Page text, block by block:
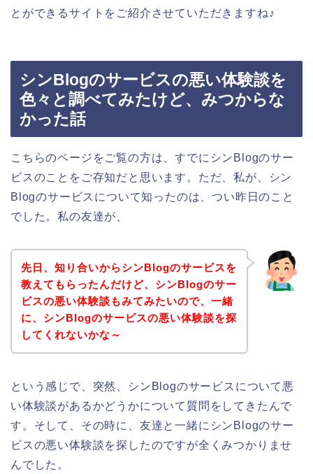
とができるサイトをご紹介させていただきますね♪
シンBlogのサービスの悪い体験談を
色々と調べてみたけど、みつからな
かった話
こちらのページをご覧の方は、すでにシンBlogのサー
ビスのことをご存知だと思います。ただ、私が、シン
Blogのサービスについて知ったのは、つい昨日のこと
でした。私の友達が、
先日、知り合いからシンBlogのサービスを
教えてもらったんだけど、シンBlogのサー
ビスの悪い体験談もみてみたいので、一緒
に、シンBlogのサービスの悪い体験談を探
してくれないかな～
という感じで、突然、シンBlogのサービスについて悪
い体験談があるかどうかについて質問をしてきたんで
す。そして、その時に、友達と一緒にシンBlogのサー
ビスの悪い体験談を探したのですが全くみつかりませ
んでした。